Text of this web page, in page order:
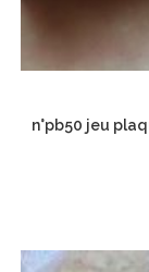
n°pb50 jeu